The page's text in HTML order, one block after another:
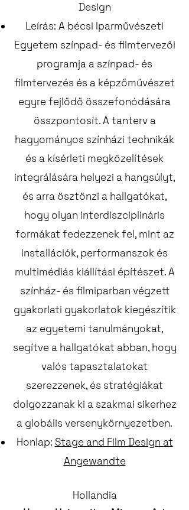
Design
Leírás: A bécsi Iparművészeti
Egyetem színpad- és filmtervezői
programja a színpad- és
filmtervezés és a képzőművészet
egyre fejlődő összefonódására
összpontosít. A tanterv a
hagyományos színházi technikák
és a kísérleti megközelítések
integrálására helyezi a hangsúlyt,
és arra ösztönzi a hallgatókat,
hogy olyan interdiszciplináris
formákat fedezzenek fel, mint az
installációk, performanszok és
multimédiás kiállítási építészet. A
színház- és filmiparban végzett
gyakorlati gyakorlatok kiegészítik
az egyetemi tanulmányokat,
segítve a hallgatókat abban, hogy
valós tapasztalatokat
szerezzenek, és stratégiákat
dolgozzanak ki a szakmai sikerhez
a globális versenykörnyezetben.
Honlap: Stage and Film Design at
Angewandte
Hollandia